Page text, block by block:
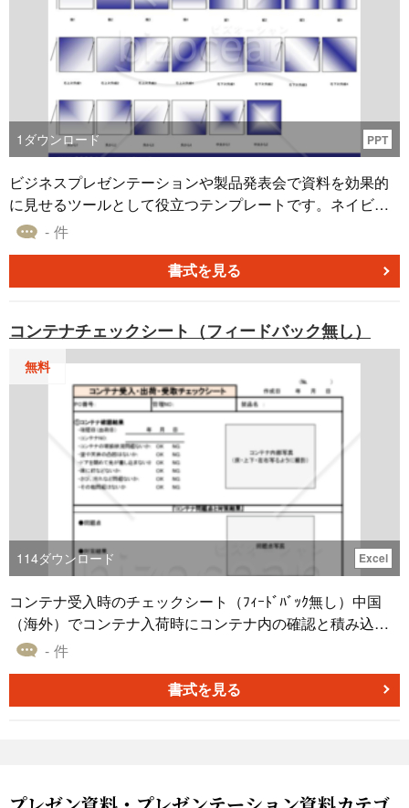
1 ダウンロード PPT
ビジネスプレゼンテーションや製品発表会で資料を効果的
に見せるツールとして役立つテンプレートです。ネイビー
の色合いや様々なグラデーションを活用し、視覚的なイン
可能な素材を用いて、プレゼンテーションがより伝わるよ
うにしましょう。新製品の発表や年次総会、事業の戦略プ
だけます。
- 件
書式を見る
コンテナチェックシート（フィードバック無し）
無料
114ダウンロード Excel
コンテナ受入時のチェックシート（ﾌｨｰﾄﾞﾊﾞｯｸ無し）中国
（海外）でコンテナ入荷時にコンテナ内の確認と積み込み
状態をチェックシートで記録を残します。記録を残すこと
- 件
書式を見る